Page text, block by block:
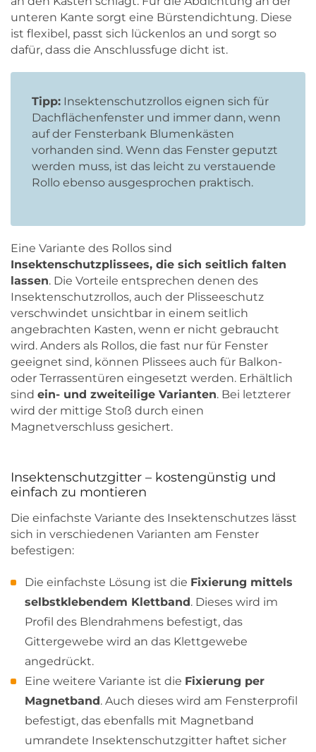
unteren Kante sorgt eine Bürstendichtung. Diese
ist flexibel, passt sich lückenlos an und sorgt so
dafür, dass die Anschlussfuge dicht ist.
Tipp: Insektenschutzrollos eignen sich für
Dachflächenfenster und immer dann, wenn
auf der Fensterbank Blumenkästen
vorhanden sind. Wenn das Fenster geputzt
werden muss, ist das leicht zu verstauende
Rollo ebenso ausgesprochen praktisch.
Eine Variante des Rollos sind
Insektenschutzplissees, die sich seitlich falten
lassen. Die Vorteile entsprechen denen des
Insektenschutzrollos, auch der Plisseeschutz
verschwindet unsichtbar in einem seitlich
angebrachten Kasten, wenn er nicht gebraucht
wird. Anders als Rollos, die fast nur für Fenster
geeignet sind, können Plissees auch für Balkon-
oder Terrassentüren eingesetzt werden. Erhältlich
sind ein- und zweiteilige Varianten. Bei letzterer
wird der mittige Stoß durch einen
Magnetverschluss gesichert.
Insektenschutzgitter – kostengünstig und
einfach zu montieren
Die einfachste Variante des Insektenschutzes lässt
sich in verschiedenen Varianten am Fenster
befestigen:
Die einfachste Lösung ist die Fixierung mittels
selbstklebendem Klettband. Dieses wird im
Profil des Blendrahmens befestigt, das
Gittergewebe wird an das Klettgewebe
angedrückt.
Eine weitere Variante ist die Fixierung per
Magnetband. Auch dieses wird am Fensterprofil
befestigt, das ebenfalls mit Magnetband
umrandete Insektenschutzgitter haftet sicher